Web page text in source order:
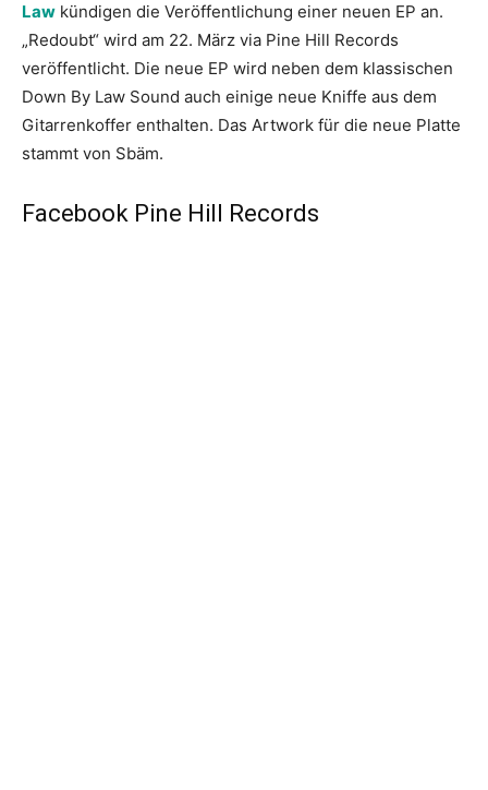
Law kündigen die Veröffentlichung einer neuen EP an.
„Redoubt“ wird am 22. März via Pine Hill Records
veröffentlicht. Die neue EP wird neben dem klassischen
Down By Law Sound auch einige neue Kniffe aus dem
Gitarrenkoffer enthalten. Das Artwork für die neue Platte
stammt von Sbäm.
Facebook Pine Hill Records